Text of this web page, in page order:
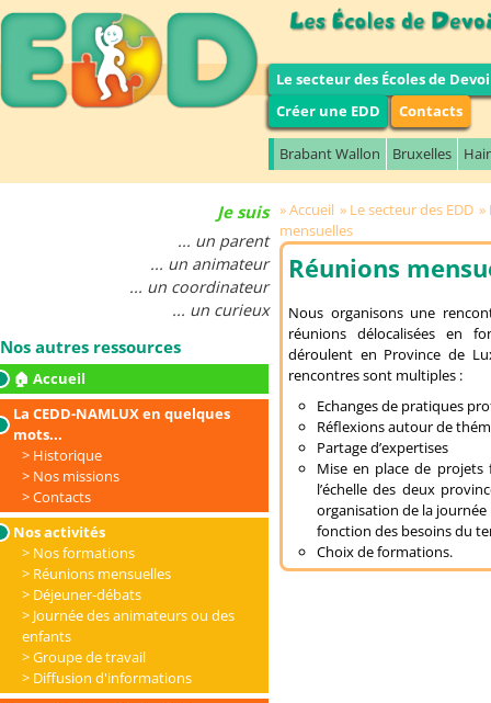
Le secteur des Écoles de
Créer une EDD
Contacts
Brabant Wallon Bruxelles
Je suis
... un parent
... un animateur
... un coordinateur
... un curieux
Nos autres ressources
🏠 Accueil
La CEDD-NAMLUX en quelques
mots...
Historique
Nos missions
Contacts
Nos activités
Nos formations
Réunions mensuelles
Déjeuner-débats
Journée des animateurs ou des
enfants
Groupe de travail
Diffusion d'informations
Accueil Le secteur des EDD
mensuelles
Réunions
Nous organisons une
réunions délocalisées en
déroulent en Province de
rencontres sont multiples :
Echanges de pratiques
Réflexions autour de
Partage d’expertises
Mise en place de projets
l’échelle des deux
organisation de la
fonction des besoins du
Choix de formations.